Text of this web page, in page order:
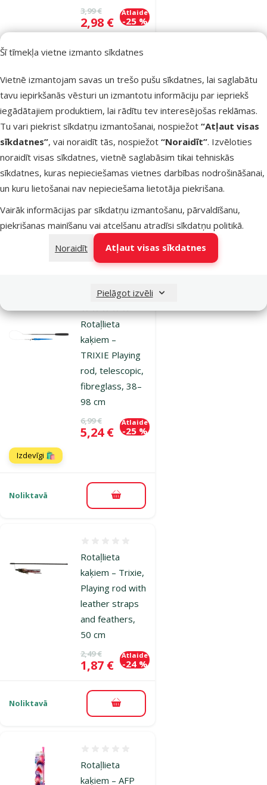
Šī tīmekļa vietne izmanto sīkdatnes
Vietnē izmantojam savas un trešo pušu sīkdatnes, lai saglabātu
tavu iepirkšanās vēsturi un izmantotu informāciju par iepriekš
iegādātajiem produktiem, lai rādītu tev interesējošas reklāmas.
Tu vari piekrist sīkdatņu izmantošanai, nospiežot “Atļaut visas
sīkdatnes”, vai noraidīt tās, nospiežot “Noraidīt”. Izvēloties
noraidīt visas sīkdatnes, vietnē saglabāsim tikai tehniskās
sīkdatnes, kuras nepieciešamas vietnes darbības nodrošināšanai,
un kuru lietošanai nav nepieciešama lietotāja piekrišana.
Vairāk informācijas par sīkdatņu izmantošanu, pārvaldīšanu,
piekrišanas mainīšanu vai atcelšanu atradīsi sīkdatņu politikā.
Noraidīt
Atļaut visas sīkdatnes
Pielāgot izvēli
Oriģinālā cena
3,99 €
Cena
2,98 €
Atlaide
-25 %
Noliktavā
Rotaļlieta
kaķiem – Trixie,
Feather teaser,
50 cm
Atsauksmes 0%
Oriģinālā cena
1,99 €
Cena
1,49 €
Atlaide
Izdevīgi 🛍️
Pievienot grozam
Rotaļlieta
kaķiem –
TRIXIE Playing
rod, telescopic,
fibreglass, 38–
98 cm
Atsauksmes 0%
Oriģinālā cena
6,99 €
Cena
5,24 €
Atlaide
-25 %
Izdevīgi 🛍️
Noliktavā Pievienot grozam
Rotaļlieta
kaķiem – Trixie,
Playing rod with
leather straps
and feathers,
50 cm
Oriģinālā cena
2,49 €
Cena
1,87 €
Atlaide
-24 %
Noliktavā Pievienot grozam
Rotaļlieta
kaķiem – AFP